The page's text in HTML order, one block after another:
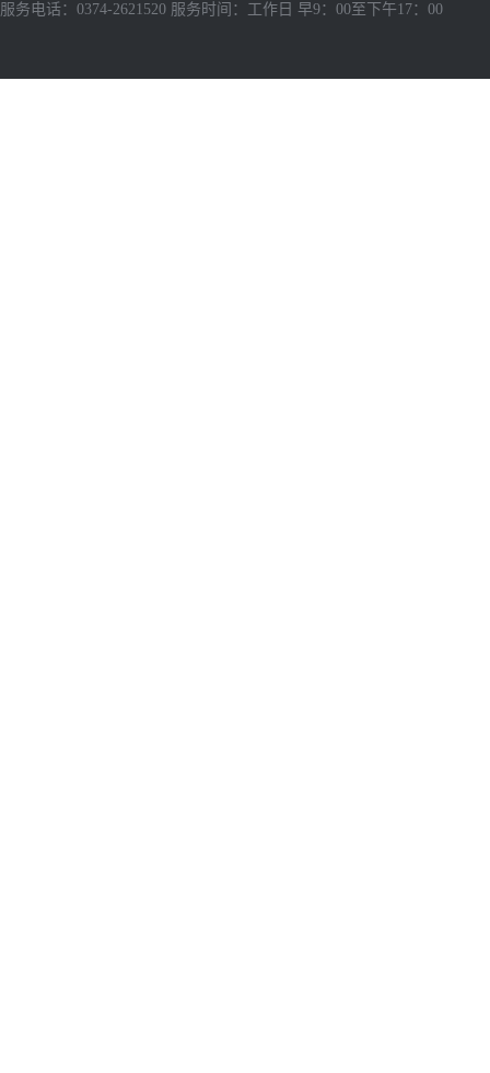
服务电话：0374-2621520 服务时间：工作日 早9：00至下午17：00